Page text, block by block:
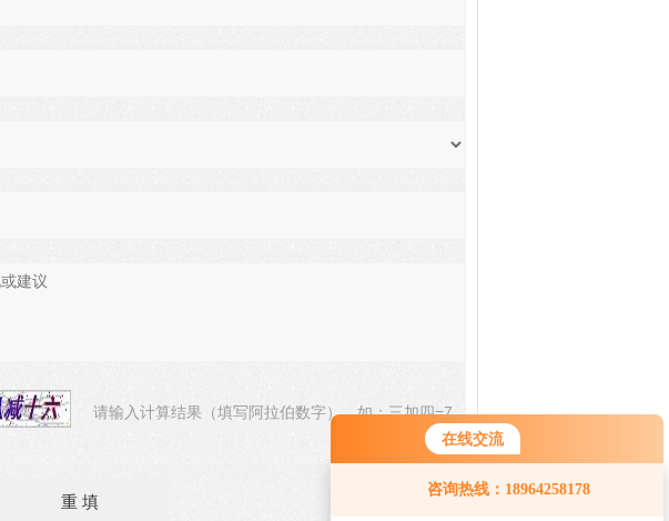
在线交流
咨询热线：18964258178
请输入计算结果（填写阿拉伯数字），如：三加四=7